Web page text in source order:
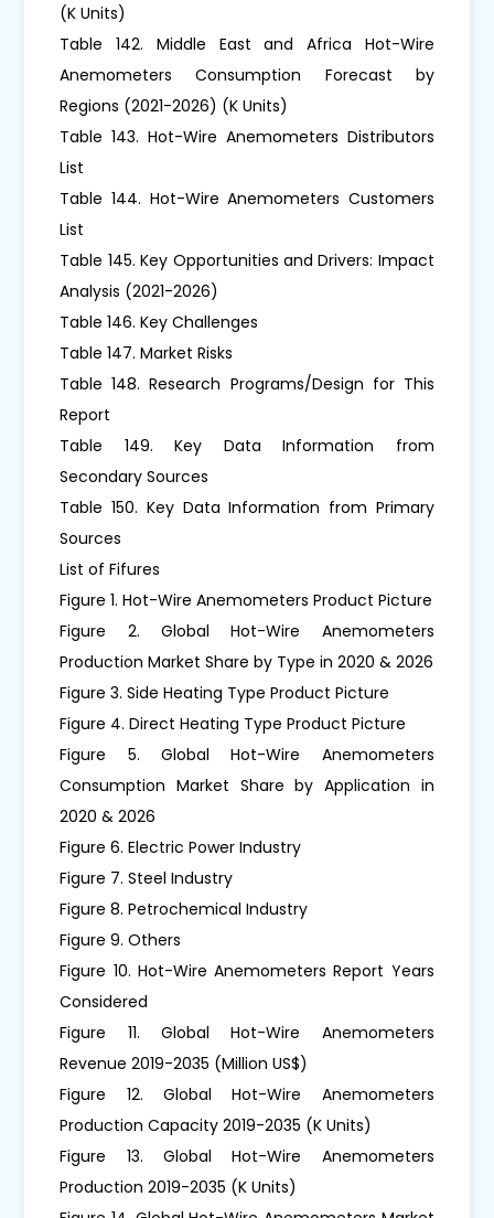
(K Units)
Table 142. Middle East and Africa Hot-Wire
Anemometers Consumption Forecast by
Regions (2021-2026) (K Units)
Table 143. Hot-Wire Anemometers Distributors
List
Table 144. Hot-Wire Anemometers Customers
List
Table 145. Key Opportunities and Drivers: Impact
Analysis (2021-2026)
Table 146. Key Challenges
Table 147. Market Risks
Table 148. Research Programs/Design for This
Report
Table 149. Key Data Information from
Secondary Sources
Table 150. Key Data Information from Primary
Sources
List of Fifures
Figure 1. Hot-Wire Anemometers Product Picture
Figure 2. Global Hot-Wire Anemometers
Production Market Share by Type in 2020 & 2026
Figure 3. Side Heating Type Product Picture
Figure 4. Direct Heating Type Product Picture
Figure 5. Global Hot-Wire Anemometers
Consumption Market Share by Application in
2020 & 2026
Figure 6. Electric Power Industry
Figure 7. Steel Industry
Figure 8. Petrochemical Industry
Figure 9. Others
Figure 10. Hot-Wire Anemometers Report Years
Considered
Figure 11. Global Hot-Wire Anemometers
Revenue 2019-2035 (Million US$)
Figure 12. Global Hot-Wire Anemometers
Production Capacity 2019-2035 (K Units)
Figure 13. Global Hot-Wire Anemometers
Production 2019-2035 (K Units)